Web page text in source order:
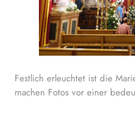
Festlich erleuchtet ist die
machen Fotos vor einer